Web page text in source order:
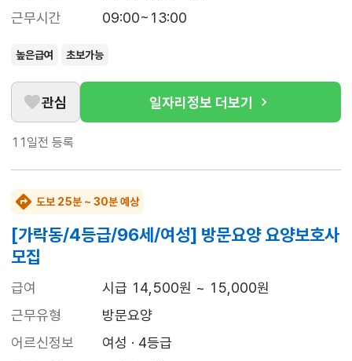
근무시간
09:00~13:00
높은급여 초보가능
관심 일자리정보 더보기
11일전 등록
도보 25분 ~ 30분 예상
[가락동/4등급/96세/여성] 방문요양 요양보호사
모집
급여
시급 14,500원 ~ 15,000원
근무유형
방문요양
어르신정보
여성 · 4등급